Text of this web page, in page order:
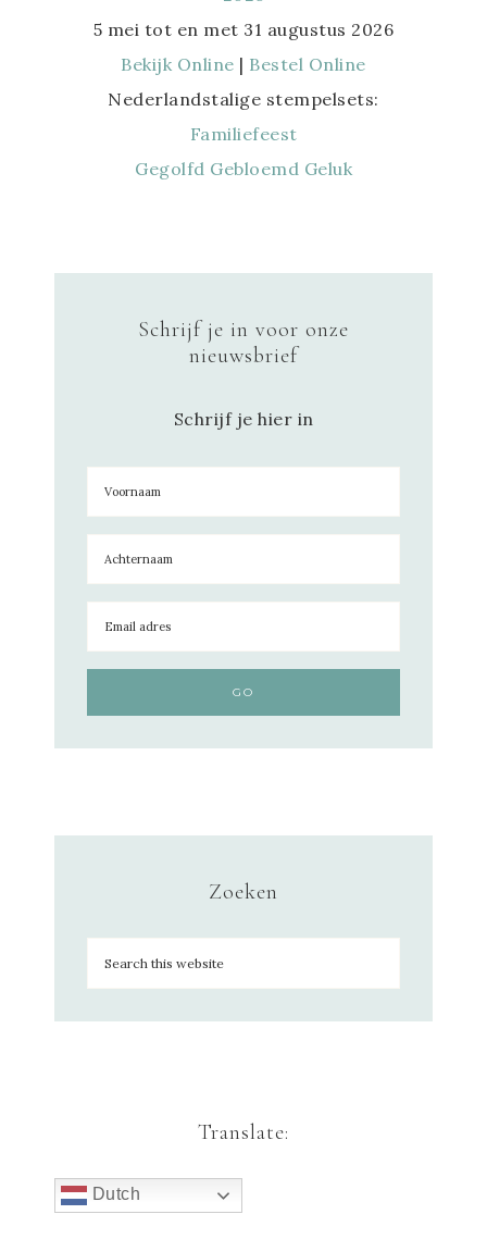
5 mei tot en met 31 augustus 2026
Bekijk Online | Bestel Online
Nederlandstalige stempelsets:
Familiefeest
Gegolfd Gebloemd Geluk
Schrijf je in voor onze
nieuwsbrief
Schrijf je hier in
Zoeken
Translate:
Dutch